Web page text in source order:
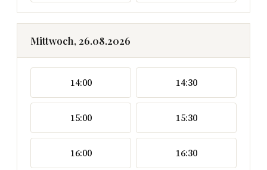
Mittwoch, 26.08.2026
14:00 14:30
15:00 15:30
16:00 16:30